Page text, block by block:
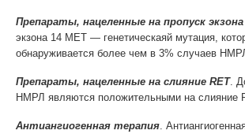
Препараты, нацеленные на пропуск экзона
экзона 14 MET — генетическаяй мутация,
обнаруживается более чем в 3% случаев
Препараты, нацеленные на слияние RET.
НМРЛ являются положительными на слияние
Антиангиогенная терапия .